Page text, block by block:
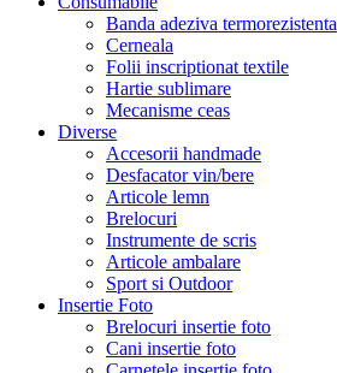
Banda adeziva termorezistenta
Cerneala
Folii inscriptionat textile
Hartie sublimare
Mecanisme ceas
Diverse
Accesorii handmade
Desfacator vin/bere
Articole lemn
Brelocuri
Instrumente de scris
Articole ambalare
Sport si Outdoor
Insertie Foto
Brelocuri insertie foto
Cani insertie foto